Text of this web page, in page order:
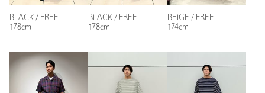
裾上げ 対象外商品 裾上げについて
タイプ MEN
FREE
来年還暦の別府市のおしゃれ番長、老舗路面店で購入。早速通
勤カバンで使用。女性から人気がある、
性別：男性
50代後半
BLACK / FREE
178cm
BLACK / FREE
178cm
BEIGE / FREE
174cm